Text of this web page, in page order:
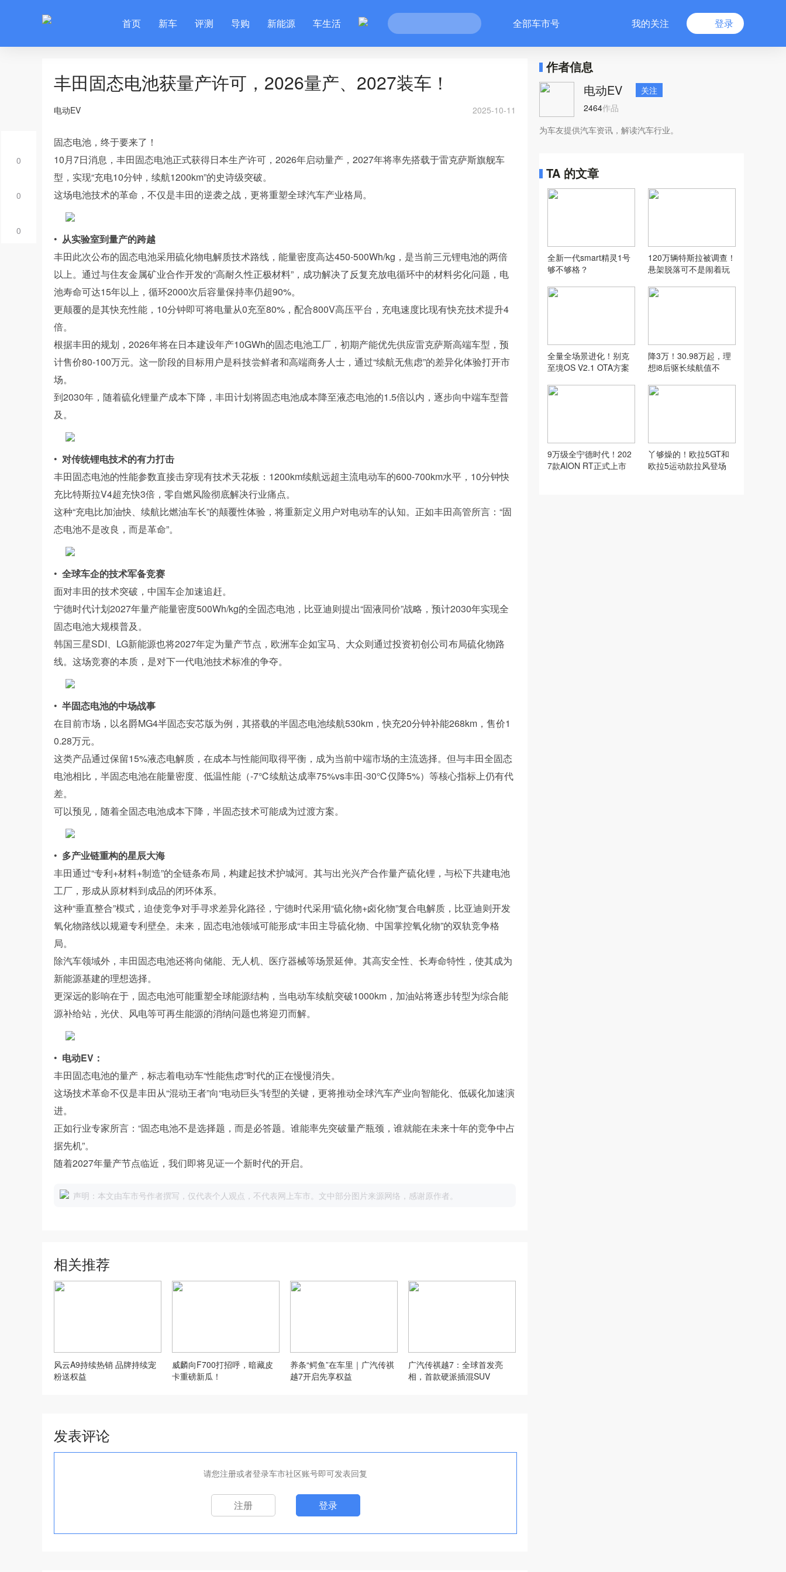
首页 新车 评测 导购 新能源 车生活 全部车市号 我的关注 登录
0
0
0
丰田固态电池获量产许可，2026量产、2027装车！
电动EV 2025-10-11
固态电池，终于要来了！
10月7日消息，丰田固态电池正式获得日本生产许可，2026年启动量产，2027年将率先搭载于雷克萨斯旗舰车
型，实现“充电10分钟，续航1200km”的史诗级突破。
这场电池技术的革命，不仅是丰田的逆袭之战，更将重塑全球汽车产业格局。
• 从实验室到量产的跨越
丰田此次公布的固态电池采用硫化物电解质技术路线，能量密度高达450-500Wh/kg，是当前三元锂电池的两倍
以上。通过与住友金属矿业合作开发的“高耐久性正极材料”，成功解决了反复充放电循环中的材料劣化问题，电
池寿命可达15年以上，循环2000次后容量保持率仍超90%。
更颠覆的是其快充性能，10分钟即可将电量从0充至80%，配合800V高压平台，充电速度比现有快充技术提升4
倍。
根据丰田的规划，2026年将在日本建设年产10GWh的固态电池工厂，初期产能优先供应雷克萨斯高端车型，预
计售价80-100万元。这一阶段的目标用户是科技尝鲜者和高端商务人士，通过“续航无焦虑”的差异化体验打开市
场。
到2030年，随着硫化锂量产成本下降，丰田计划将固态电池成本降至液态电池的1.5倍以内，逐步向中端车型普
及。
• 对传统锂电技术的有力打击
丰田固态电池的性能参数直接击穿现有技术天花板：1200km续航远超主流电动车的600-700km水平，10分钟快
充比特斯拉V4超充快3倍，零自燃风险彻底解决行业痛点。
这种“充电比加油快、续航比燃油车长”的颠覆性体验，将重新定义用户对电动车的认知。正如丰田高管所言：“固
态电池不是改良，而是革命”。
• 全球车企的技术军备竞赛
面对丰田的技术突破，中国车企加速追赶。
宁德时代计划2027年量产能量密度500Wh/kg的全固态电池，比亚迪则提出“固液同价”战略，预计2030年实现全
固态电池大规模普及。
韩国三星SDI、LG新能源也将2027年定为量产节点，欧洲车企如宝马、大众则通过投资初创公司布局硫化物路
线。这场竞赛的本质，是对下一代电池技术标准的争夺。
• 半固态电池的中场战事
在目前市场，以名爵MG4半固态安芯版为例，其搭载的半固态电池续航530km，快充20分钟补能268km，售价1
0.28万元。
这类产品通过保留15%液态电解质，在成本与性能间取得平衡，成为当前中端市场的主流选择。但与丰田全固态
电池相比，半固态电池在能量密度、低温性能（-7℃续航达成率75%vs丰田-30℃仅降5%）等核心指标上仍有代
差。
可以预见，随着全固态电池成本下降，半固态技术可能成为过渡方案。
• 多产业链重构的星辰大海
丰田通过“专利+材料+制造”的全链条布局，构建起技术护城河。其与出光兴产合作量产硫化锂，与松下共建电池
工厂，形成从原材料到成品的闭环体系。
这种“垂直整合”模式，迫使竞争对手寻求差异化路径，宁德时代采用“硫化物+卤化物”复合电解质，比亚迪则开发
氧化物路线以规避专利壁垒。未来，固态电池领域可能形成“丰田主导硫化物、中国掌控氧化物”的双轨竞争格
局。
除汽车领域外，丰田固态电池还将向储能、无人机、医疗器械等场景延伸。其高安全性、长寿命特性，使其成为
新能源基建的理想选择。
更深远的影响在于，固态电池可能重塑全球能源结构，当电动车续航突破1000km，加油站将逐步转型为综合能
源补给站，光伏、风电等可再生能源的消纳问题也将迎刃而解。
• 电动EV：
丰田固态电池的量产，标志着电动车“性能焦虑”时代的正在慢慢消失。
这场技术革命不仅是丰田从“混动王者”向“电动巨头”转型的关键，更将推动全球汽车产业向智能化、低碳化加速演
进。
正如行业专家所言：“固态电池不是选择题，而是必答题。谁能率先突破量产瓶颈，谁就能在未来十年的竞争中占
据先机”。
随着2027年量产节点临近，我们即将见证一个新时代的开启。
声明：本文由车市号作者撰写，仅代表个人观点，不代表网上车市。文中部分图片来源网络，感谢原作者。
相关推荐
风云A9持续热销 品牌持续宠
粉送权益
威麟向F700打招呼，暗藏皮
卡重磅新瓜！
养条“鳄鱼”在车里｜广汽传祺
越7开启先享权益
广汽传祺越7：全球首发亮
相，首款硬派插混SUV
发表评论
请您注册或者登录车市社区账号即可发表回复
注册 登录
作者信息
电动EV
关注
2464作品
为车友提供汽车资讯，解读汽车行业。
TA 的文章
全新一代smart精灵1号
够不够格？
120万辆特斯拉被调查！
悬架脱落可不是闹着玩
全量全场景进化！别克
至境OS V2.1 OTA方案
降3万！30.98万起，理
想i8后驱长续航值不
9万级全宁德时代！202
7款AION RT正式上市
丫够燥的！欧拉5GT和
欧拉5运动款拉风登场